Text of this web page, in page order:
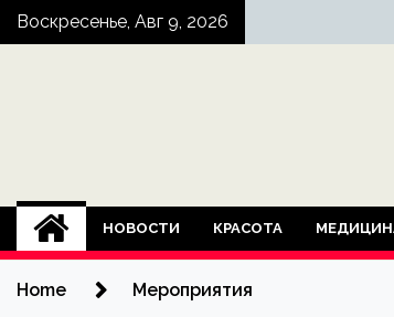
SkipВоскресенье, Авг 9, 2026
НОВОСТИ КРАСОТА
Home Мероприятия